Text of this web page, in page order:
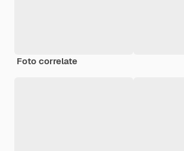
Foto correlate